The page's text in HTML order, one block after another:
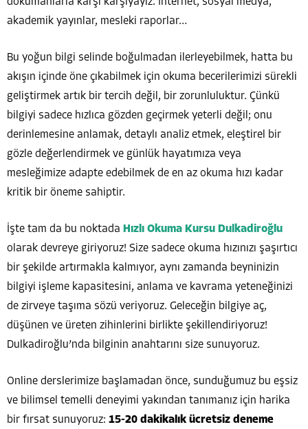
akademik yayınlar, mesleki raporlar…
Bu yoğun bilgi selinde boğulmadan ilerleyebilmek, hatta bu
akışın içinde öne çıkabilmek için okuma becerilerimizi sürekli
geliştirmek artık bir tercih değil, bir zorunluluktur. Çünkü
bilgiyi sadece hızlıca gözden geçirmek yeterli değil; onu
derinlemesine anlamak, detaylı analiz etmek, eleştirel bir
gözle değerlendirmek ve günlük hayatımıza veya
mesleğimize adapte edebilmek de en az okuma hızı kadar
kritik bir öneme sahiptir.
İşte tam da bu noktada Hızlı Okuma Kursu Dulkadiroğlu
olarak devreye giriyoruz! Size sadece okuma hızınızı şaşırtıcı
bir şekilde artırmakla kalmıyor, aynı zamanda beyninizin
bilgiyi işleme kapasitesini, anlama ve kavrama yeteneğinizi
de zirveye taşıma sözü veriyoruz. Geleceğin bilgiye aç,
düşünen ve üreten zihinlerini birlikte şekillendiriyoruz!
Dulkadiroğlu’nda bilginin anahtarını size sunuyoruz.
Online derslerimize başlamadan önce, sunduğumuz bu eşsiz
ve bilimsel temelli deneyimi yakından tanımanız için harika
bir fırsat sunuyoruz: 15-20 dakikalık ücretsiz deneme